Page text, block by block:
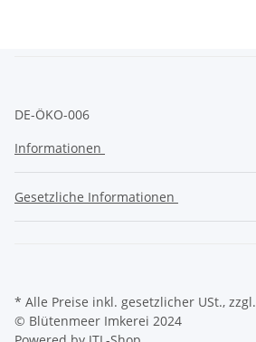
DE-ÖKO-006
Informationen
Gesetzliche Informationen
* Alle Preise inkl. gesetzlicher USt., zzgl.
© Blütenmeer Imkerei 2024